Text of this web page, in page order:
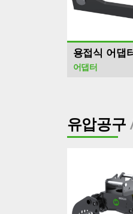
용접식 어댑
어댑터
유압공구